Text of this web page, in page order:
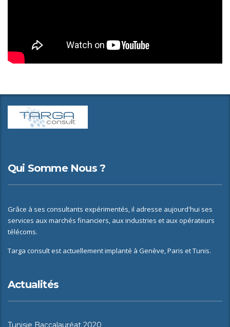
Qui Somme Nous ?
Grâce à ses consultants expérimentés, il adresse aujourd'hui ses
services aux marchés financiers, aux industries et aux opérateurs
télécoms.
Targa consult est actuellement implanté à Genève, Paris et Tunis.
Actualités